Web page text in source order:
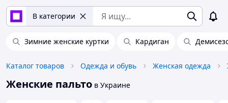
В категории
Зимние женские куртки Кардиган
Каталог товаров Одежда и обувь Женская одежда
Женские пальто в Украине